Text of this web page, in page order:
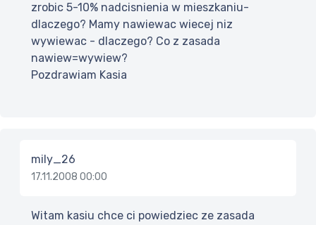
zrobic 5-10% nadcisnienia w mieszkaniu-
dlaczego? Mamy nawiewac wiecej niz
wywiewac - dlaczego? Co z zasada
nawiew=wywiew?
Pozdrawiam Kasia
mily_26
17.11.2008 00:00
Witam kasiu chce ci powiedziec ze zasada